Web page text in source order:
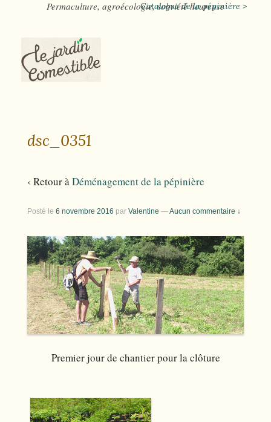
Permaculture, agroécologie, sobriété heureuse
Catalogue de la pépinière >
dsc_0351
‹ Retour àDéménagement de la pépinière
Posté le 6 novembre 2016 par Valentine —Aucun commentaire ↓
Premier jour de chantier pour la clôture